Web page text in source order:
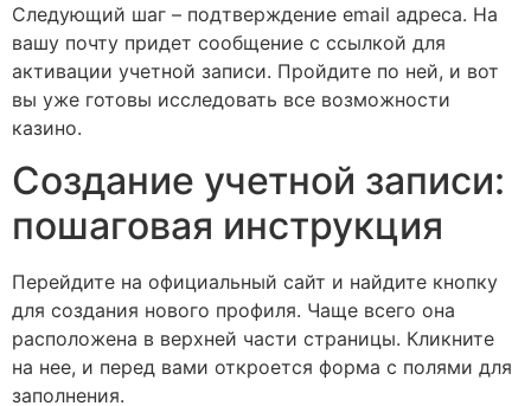
Следующий шаг – подтверждение email адреса. На
вашу почту придет сообщение с ссылкой для
активации учетной записи. Пройдите по ней, и вот
вы уже готовы исследовать все возможности
казино.
Создание учетной записи:
пошаговая инструкция
Перейдите на официальный сайт и найдите кнопку
для создания нового профиля. Чаще всего она
расположена в верхней части страницы. Кликните
на нее, и перед вами откроется форма с полями для
заполнения.